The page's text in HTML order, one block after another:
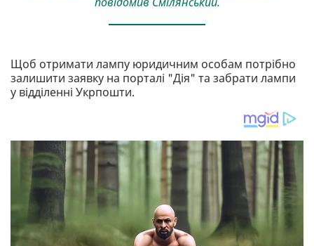
Щоб отримати лампу юридичним особам потрібно
залишити заявку на порталі "Дія" та забрати лампи
у відділенні Укрпошти.